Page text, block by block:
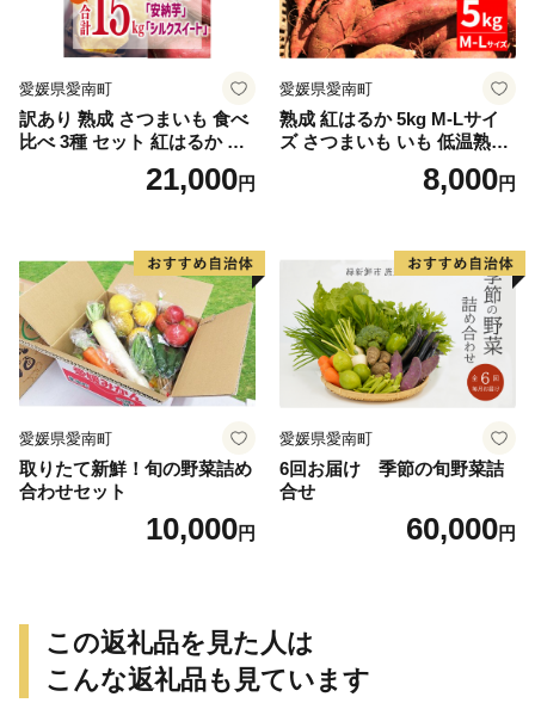
愛媛県愛南町
訳あり 熟成 さつまいも 食べ
比べ 3種 セット 紅はるか 安
納芋 シルクスイート 合計 15
kg サイズ混合 サツマイモ 焼
芋 ほしいも スイートポテト
いも天 サイズミックス 甘い
ねっとり 生芋 新芋 あんのう
いも 甘藷 べにはるか スイー
ツ 国産 糖度 産地直送 農家直
送 数量限定 21000円 愛媛 愛
南 ミッチーのおみかん畑
21,000円
愛媛県愛南町
熟成 紅はるか 5kg M-Lサイ
ズ さつまいも いも 低温熟成
完全熟成収穫 甘い 糖度 焼き
芋 やきいも スイートポテト
8,000円
愛媛県愛南町
取りたて新鮮！旬の野菜詰め
合わせセット
10,000円
愛媛県愛南町
6回お届け 季節の旬野菜詰
合せ
60,000円
この返礼品を見た人は
こんな返礼品も見ています